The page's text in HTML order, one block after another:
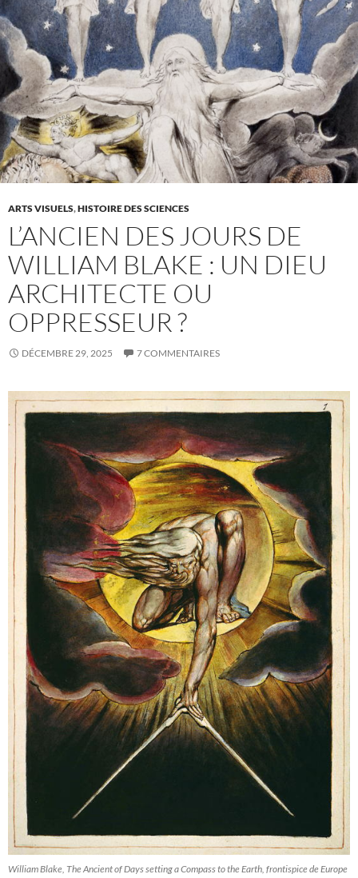
ARTS VISUELS,HISTOIRE DES SCIENCES
L’ANCIEN DES JOURS DE
WILLIAM BLAKE : UN DIEU
ARCHITECTE OU
OPPRESSEUR ?
DÉCEMBRE 29, 2025 7 COMMENTAIRES
William Blake, The Ancient of Days setting a Compass to the Earth, frontispice de Europe